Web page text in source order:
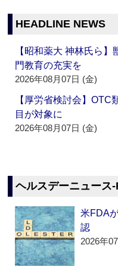
HEADLINE NEWS
【昭和薬大 神林氏ら
門教育の充実を
2026年08月07日 (金)
【厚労省検討会】OTC
目が対象に
2026年08月07日 (金)
ヘルスデーニュース
米FDA
認
2026年